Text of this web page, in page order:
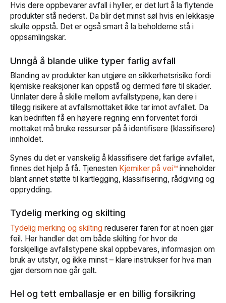
Hvis dere oppbevarer avfall i hyller, er det lurt å la flytende
produkter stå nederst. Da blir det minst søl hvis en lekkasje
skulle oppstå. Det er også smart å la beholderne stå i
oppsamlingskar.
Unngå å blande ulike typer farlig avfall
Blanding av produkter kan utgjøre en sikkerhetsrisiko fordi
kjemiske reaksjoner kan oppstå og dermed føre til skader.
Unnlater dere å skille mellom avfallstypene, kan dere i
tillegg risikere at avfallsmottaket ikke tar imot avfallet. Da
kan bedriften få en høyere regning enn forventet fordi
mottaket må bruke ressurser på å identifisere (klassifisere)
innholdet.
Synes du det er vanskelig å klassifisere det farlige avfallet,
finnes det hjelp å få. Tjenesten Kjemiker på vei™ inneholder
blant annet støtte til kartlegging, klassifisering, rådgiving og
opprydding.
Tydelig merking og skilting
Tydelig merking og skilting reduserer faren for at noen gjør
feil. Her handler det om både skilting for hvor de
forskjellige avfallstypene skal oppbevares, informasjon om
bruk av utstyr, og ikke minst – klare instrukser for hva man
gjør dersom noe går galt.
Hel og tett emballasje er en billig forsikring